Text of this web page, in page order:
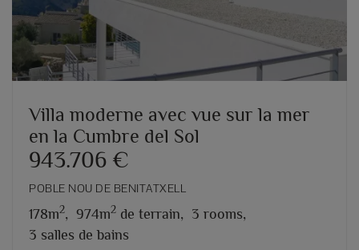
Villa moderne avec vue sur la mer
en la Cumbre del Sol
943.706 €
POBLE NOU DE BENITATXELL
178m2, 974m2 de terrain, 3 rooms,
3 salles de bains